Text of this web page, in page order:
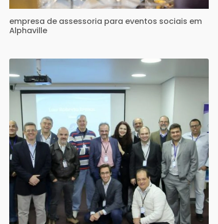
empresa de assessoria para eventos sociais em
Alphaville